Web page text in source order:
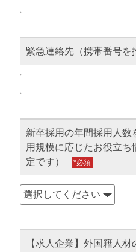
緊急連絡先（携帯番号を
新卒採用の年間採用人
用規模に応じたお役立ち
定です）
*
【求人企業】外国籍人